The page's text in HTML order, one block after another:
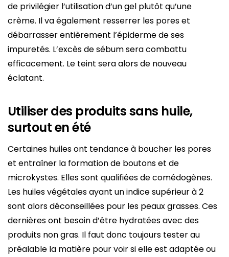
de privilégier l’utilisation d’un gel plutôt qu’une
crème. Il va également resserrer les pores et
débarrasser entièrement l’épiderme de ses
impuretés. L’excès de sébum sera combattu
efficacement. Le teint sera alors de nouveau
éclatant.
Utiliser des produits sans huile,
surtout en été
Certaines huiles ont tendance à boucher les pores
et entraîner la formation de boutons et de
microkystes. Elles sont qualifiées de comédogènes.
Les huiles végétales ayant un indice supérieur à 2
sont alors déconseillées pour les peaux grasses. Ces
dernières ont besoin d’être hydratées avec des
produits non gras. Il faut donc toujours tester au
préalable la matière pour voir si elle est adaptée ou